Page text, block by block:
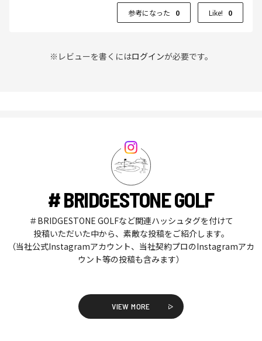
参考になった 0 Like! 0
※レビューを書くにはログインが必要です。
# BRIDGESTONE GOLF
＃BRIDGESTONE GOLFなど関連ハッシュタグを付けて
投稿いただいた中から、素敵な投稿をご紹介します。
（当社公式Instagramアカウント、当社契約プロのInstagramアカ
ウント等の投稿も含みます）
VIEW MORE